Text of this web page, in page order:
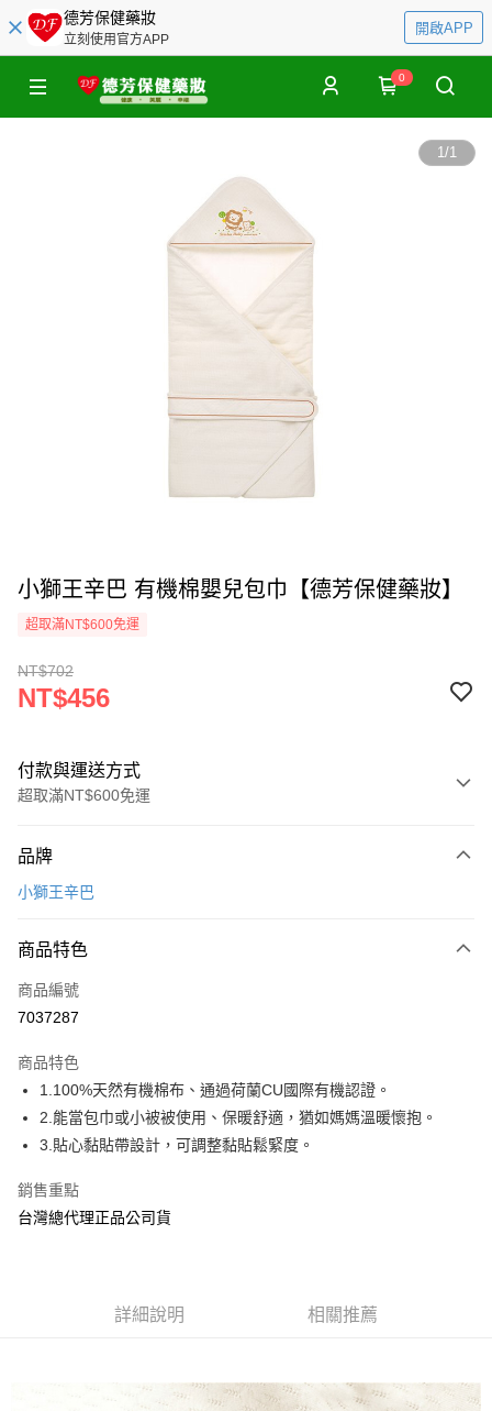
德芳保健藥妝
立刻使用官方APP
開啟APP
0
1/1
小獅王辛巴 有機棉嬰兒包巾【德芳保健藥妝】
超取滿NT$600免運
NT$702
NT$456
付款與運送方式
超取滿NT$600免運
信用卡一次付款
LINE Pay
Apple Pay
悠遊付
AFTEE先享後付
相關說明
AFTEE先享後付是「在收到商品之後才付款」的支付方式。 讓您購物簡單
１．簡單：不需註冊會員、不需綁卡、不需儲值。
【「AFTEE先享後付」結帳流程】
１．於結帳方式選擇「AFTEE先享後付」後，將跳轉至「AFTEE先享後付」
３．收到繳費通知簡訊後14天內，點擊此簡訊中的連結，可透過四大超商／
ATM／網路銀行／等多元方式進行付款，方視為交易完成。
ATM付款
品牌
小獅王辛巴
商品特色
商品編號
7037287
商品特色
1.100%天然有機棉布、通過荷蘭CU國際有機認證。
2.能當包巾或小被被使用、保暖舒適，猶如媽媽溫暖懷抱。
3.貼心黏貼帶設計，可調整黏貼鬆緊度。
銷售重點
台灣總代理正品公司貨
詳細說明 相關推薦